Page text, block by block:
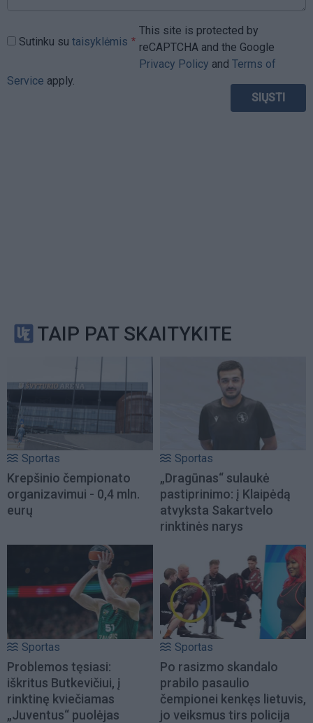
Sutinku su taisyklėmis
This site is protected by
reCAPTCHA and the Google
Privacy Policy and Terms of
Service apply.
TAIP PAT SKAITYKITE
Sportas
Krepšinio čempionato
organizavimui - 0,4 mln.
eurų
Sportas
„Dragūnas“ sulaukė
pastiprinimo: į Klaipėdą
atvyksta Sakartvelo
rinktinės narys
Sportas
Problemos tęsiasi:
iškritus Butkevičiui, į
rinktinę kviečiamas
„Juventus“ puolėjas
Sportas
Po rasizmo skandalo
prabilo pasaulio
čempionei kenkęs lietuvis,
jo veiksmus tirs policija